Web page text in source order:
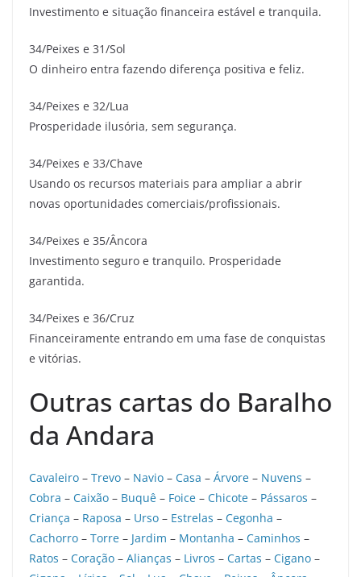
Investimento e situação financeira estável e tranquila.
34/Peixes e 31/Sol
O dinheiro entra fazendo diferença positiva e feliz.
34/Peixes e 32/Lua
Prosperidade ilusória, sem segurança.
34/Peixes e 33/Chave
Usando os recursos materiais para ampliar a abrir
novas oportunidades comerciais/profissionais.
34/Peixes e 35/Âncora
Investimento seguro e tranquilo. Prosperidade
garantida.
34/Peixes e 36/Cruz
Financeiramente entrando em uma fase de conquistas
e vitórias.
Outras cartas do Baralho
da Andara
Cavaleiro – Trevo – Navio – Casa – Árvore – Nuvens –
Cobra – Caixão – Buquê – Foice – Chicote – Pássaros –
Criança – Raposa – Urso – Estrelas – Cegonha –
Cachorro – Torre – Jardim – Montanha – Caminhos –
Ratos – Coração – Alianças – Livros – Cartas – Cigano –